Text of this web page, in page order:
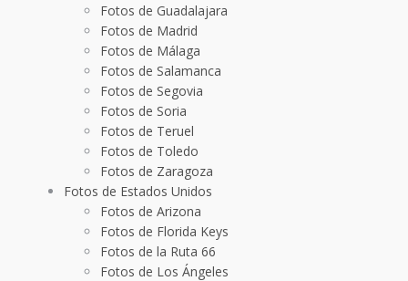
Fotos de Guadalajara
Fotos de Madrid
Fotos de Málaga
Fotos de Salamanca
Fotos de Segovia
Fotos de Soria
Fotos de Teruel
Fotos de Toledo
Fotos de Zaragoza
Fotos de Estados Unidos
Fotos de Arizona
Fotos de Florida Keys
Fotos de la Ruta 66
Fotos de Los Ángeles